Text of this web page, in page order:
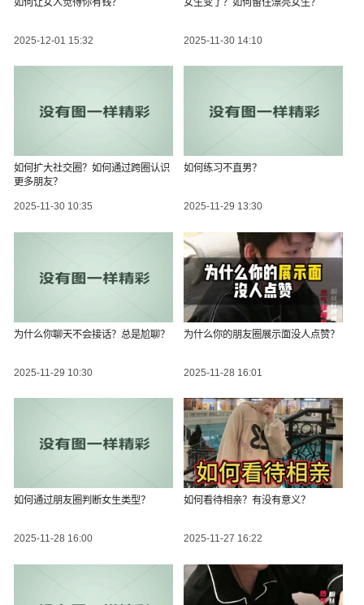
如何让女人觉得你有钱？
2025-12-01 15:32
女生变了？如何留住漂亮女生？
2025-11-30 14:10
如何扩大社交圈？如何通过跨圈认识
更多朋友？
2025-11-30 10:35
如何练习不直男？
2025-11-29 13:30
为什么你聊天不会接话？总是尬聊？
2025-11-29 10:30
为什么你的朋友圈展示面没人点赞？
2025-11-28 16:01
如何通过朋友圈判断女生类型？
2025-11-28 16:00
如何看待相亲？有没有意义？
2025-11-27 16:22